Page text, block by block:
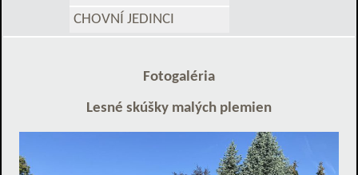
CHOVNÍ JEDINCI
Fotogaléria
Lesné skúšky malých plemien